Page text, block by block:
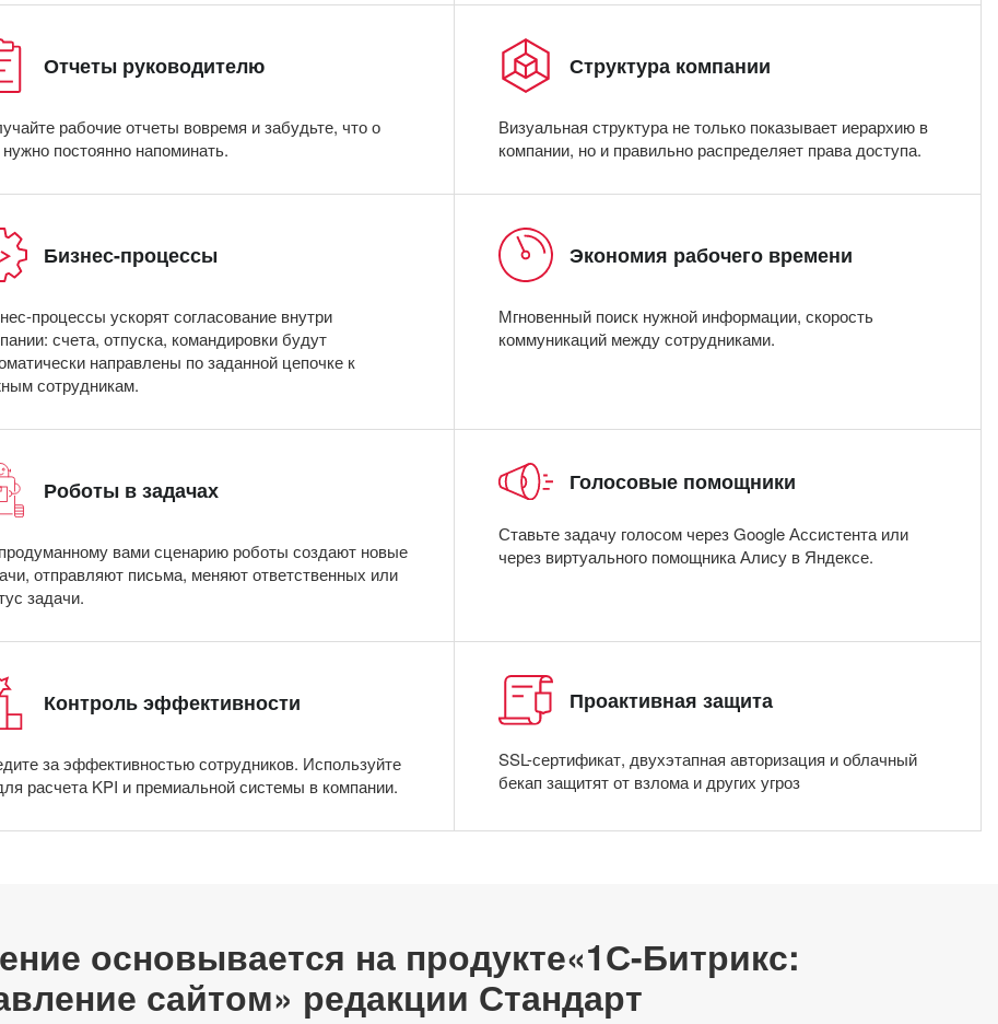
Отчеты руководителю
рабочие отчеты вовремя и забудьте, что о
нужно постоянно напоминать.
Структура компании
Визуальная структура не только показывает иерархию в
компании, но и правильно распределяет права доступа.
Бизнес-процессы
процессы ускорят согласование внутри
счета, отпуска, командировки будут
направлены по заданной цепочке к
сотрудникам.
Экономия рабочего времени
Мгновенный поиск нужной информации, скорость
коммуникаций между сотрудниками.
Роботы в задачах
вами сценарию роботы создают новые
отправляют письма, меняют ответственных или
задачи.
Голосовые помощники
Ставьте задачу голосом через Google Ассистента или
через виртуального помощника Алису в Яндексе.
Контроль эффективности
за эффективностью сотрудников. Используйте
расчета KPI и премиальной системы в компании.
Проактивная защита
SSL-сертификат, двухэтапная авторизация и облачный
бекап защитят от взлома и других угроз
основывается на продукте«1С-Битрикс:
сайтом» редакции Стандарт